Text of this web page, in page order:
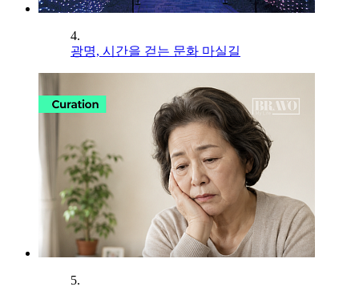
4.
광명, 시간을 걷는 문화 마실길
5.